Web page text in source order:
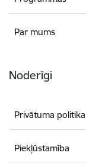
Par mums
Noderīgi
Privātuma politika
Piekļūstamība